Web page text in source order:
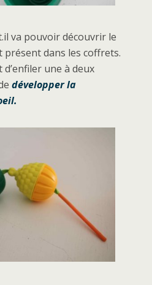
va pouvoir découvrir le
présent dans les coffrets.
d’enfiler une à deux
développer la